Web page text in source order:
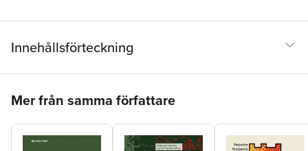
Innehållsförteckning
Mer från samma författare